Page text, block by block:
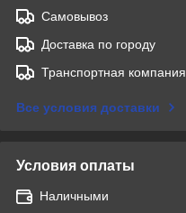
Самовывоз
Доставка по городу
Транспортная компания
Все условия доставки
Условия оплаты
Наличными